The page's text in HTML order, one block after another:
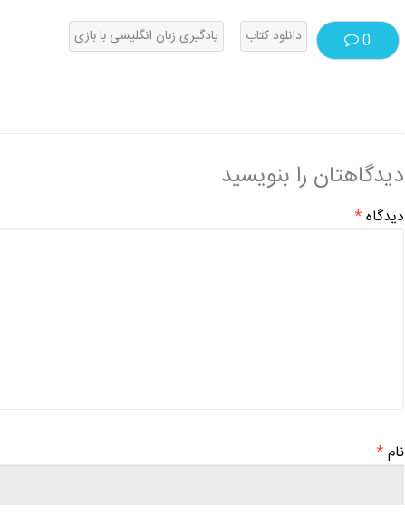
0 دانلود کتاب یادگیری زبان انگلیسی با بازی
دیدگاهتان را بنویسید
دیدگاه*
نام*